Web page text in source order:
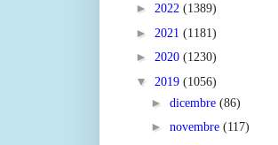
► 2022 (1389)
► 2021 (1181)
► 2020 (1230)
▼ 2019 (1056)
► dicembre (86)
► novembre (117)